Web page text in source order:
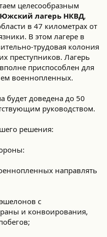
целесообразным
Южский лагерь НКВД,
в 47 километрах от
В этом лагере в
трудовая колония
преступников. Лагерь
приспособлен для
военнопленных.
будет доведена до 50
руководством.
решения:
направлять
с
и конвоирования,